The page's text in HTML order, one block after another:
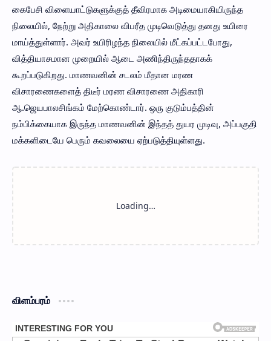
கைபேசி விளையாட்டுகளுக்குத் தீவிரமாக அடிமையாகியிருந்த
நிலையில், நேற்று அதிகாலை விபரீத முடிவெடுத்து தனது உயிரை
மாய்த்துள்ளார். அவர் உயிரிழந்த நிலையில் மீட்கப்பட்டபோது,
வித்தியாசமான முறையில் ஆடை அணிந்திருந்ததாகக்
கூறப்படுகிறது. மாணவனின் சடலம் மீதான மரண
விசாரணைகளைத் திடீர் மரண விசாரணை அதிகாரி
ஆ.ஜெயபாலசிங்கம் மேற்கொண்டார். ஒரு குடும்பத்தின்
நம்பிக்கையாக இருந்த மாணவனின் இந்தத் துயர முடிவு, அப்பகுதி
மக்களிடையே பெரும் கவலையை ஏற்படுத்தியுள்ளது.
விளம்பரம்